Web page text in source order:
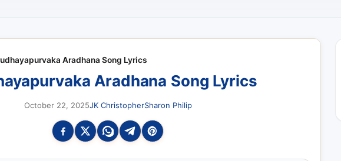
Aradhana Song Lyrics
Aradhana Song Lyrics
October 22, 2025JK ChristopherSharon Philip